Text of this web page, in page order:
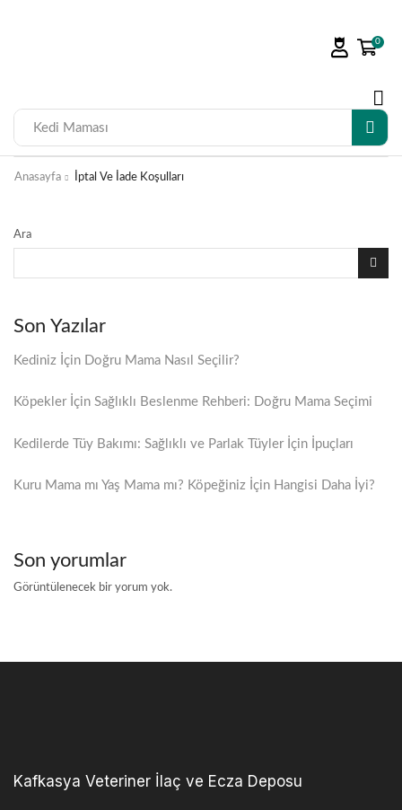
Kedi Maması
0
Anasayfa İptal Ve İade Koşulları
Ara
Son Yazılar
Kediniz İçin Doğru Mama Nasıl Seçilir?
Köpekler İçin Sağlıklı Beslenme Rehberi: Doğru Mama Seçimi
Kedilerde Tüy Bakımı: Sağlıklı ve Parlak Tüyler İçin İpuçları
Kuru Mama mı Yaş Mama mı? Köpeğiniz İçin Hangisi Daha İyi?
Son yorumlar
Görüntülenecek bir yorum yok.
Kafkasya Veteriner İlaç ve Ecza Deposu